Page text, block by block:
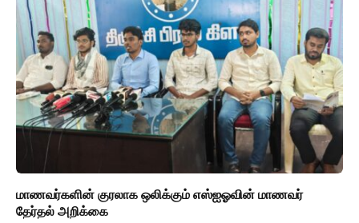
மாணவர்களின் குரலாக ஒலிக்கும் எஸ்ஐஓவின் மாணவர்
தேர்தல் அறிக்கை